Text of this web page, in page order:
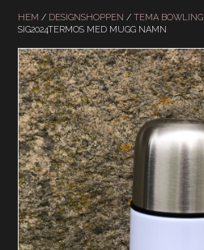
innehåll
HEM / DESIGNSHOPPEN / TEMA BOWLING
SIG2024TERMOS MED MUGG NAMN